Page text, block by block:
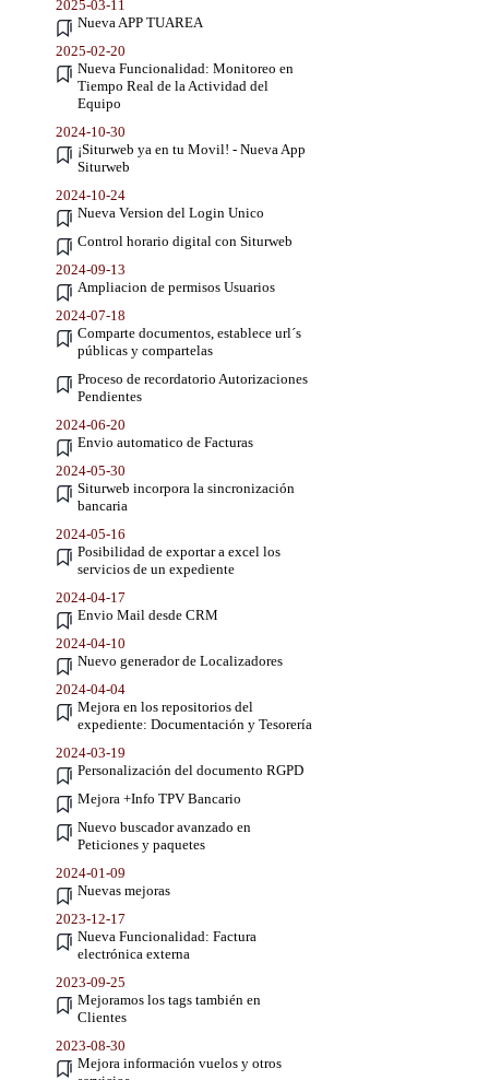
2025-03-11
Nueva APP TUAREA
2025-02-20
Nueva Funcionalidad: Monitoreo en
Tiempo Real de la Actividad del
Equipo
2024-10-30
¡Siturweb ya en tu Movil! - Nueva App
Siturweb
2024-10-24
Nueva Version del Login Unico
Control horario digital con Siturweb
2024-09-13
Ampliacion de permisos Usuarios
2024-07-18
Comparte documentos, establece url´s
públicas y compartelas
Proceso de recordatorio Autorizaciones
Pendientes
2024-06-20
Envio automatico de Facturas
2024-05-30
Siturweb incorpora la sincronización
bancaria
2024-05-16
Posibilidad de exportar a excel los
servicios de un expediente
2024-04-17
Envio Mail desde CRM
2024-04-10
Nuevo generador de Localizadores
2024-04-04
Mejora en los repositorios del
expediente: Documentación y Tesorería
2024-03-19
Personalización del documento RGPD
Mejora +Info TPV Bancario
Nuevo buscador avanzado en
Peticiones y paquetes
2024-01-09
Nuevas mejoras
2023-12-17
Nueva Funcionalidad: Factura
electrónica externa
2023-09-25
Mejoramos los tags también en
Clientes
2023-08-30
Mejora información vuelos y otros